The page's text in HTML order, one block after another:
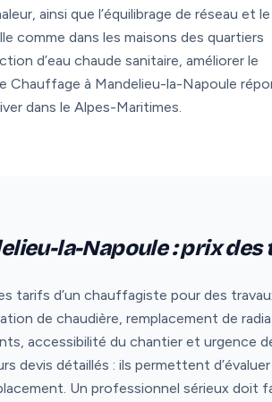
ainsi que l’équilibrage de réseau et le
comme dans les maisons des quartiers
d’eau chaude sanitaire, améliorer le
Chauffage à Mandelieu-la-Napoule
dans le Alpes-Maritimes.
la-Napoule : prix des
tarifs d’un chauffagiste pour des
de chaudière, remplacement de
accessibilité du chantier et urgence
devis détaillés : ils permettent
Un professionnel sérieux doit